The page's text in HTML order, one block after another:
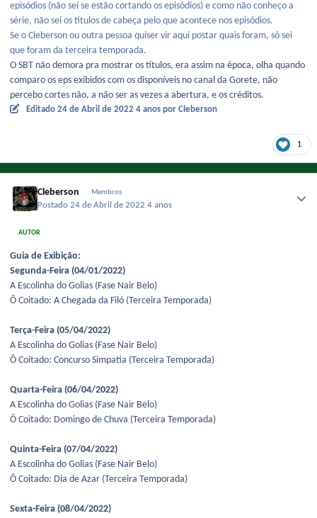
episódios (não sei se estão cortando os episódios) e como não conheço a
série, não sei os títulos de cabeça pelo que acontece nos episódios.
Se o Cleberson ou outra pessoa quiser vir aqui postar quais foram, só sei
que foram da terceira temporada.
O SBT não demora pra mostrar os títulos, era assim na época, olha quando
comparo os eps exibidos com os disponíveis no canal da Gorete, não
percebo cortes não, a não ser as vezes a abertura, e os créditos.
Editado 24 de Abril de 2022 4 anos por Cleberson
1
Cleberson Membros
Postado24 de Abril de 20224 anos
AUTOR
Guia de Exibição:
Segunda-Feira (04/01/2022)
A Escolinha do Golias (Fase Nair Belo)
Ô Coitado: A Chegada da Filó (Terceira Temporada)
Terça-Feira (05/04/2022)
A Escolinha do Golias (Fase Nair Belo)
Ô Coitado: Concurso Simpatia (Terceira Temporada)
Quarta-Feira (06/04/2022)
A Escolinha do Golias (Fase Nair Belo)
Ô Coitado: Domingo de Chuva (Terceira Temporada)
Quinta-Feira (07/04/2022)
A Escolinha do Golias (Fase Nair Belo)
Ô Coitado: Dia de Azar (Terceira Temporada)
Sexta-Feira (08/04/2022)